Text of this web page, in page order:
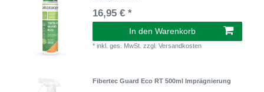
16,95 € *
In den Warenkorb
*inkl. ges. MwSt. zzgl.Versandkosten
Fibertec Guard Eco RT 500ml Imprägnierung